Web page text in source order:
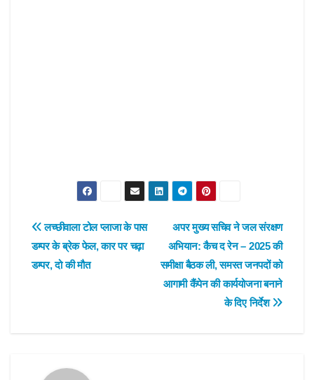
Post
navigation
अपर मुख्य सचिव ने जल संरक्षण
अभियान: कैच द रेन – 2025 की
समीक्षा बैठक ली, समस्त जनपदों को
आगामी कैंपेन की कार्ययोजना बनाने
के दिए निर्देश
लच्छीवाला टोल प्लाजा के पास
डम्पर के ब्रेक फेल, कार पर चढ़ा
डम्पर, दो की मौत